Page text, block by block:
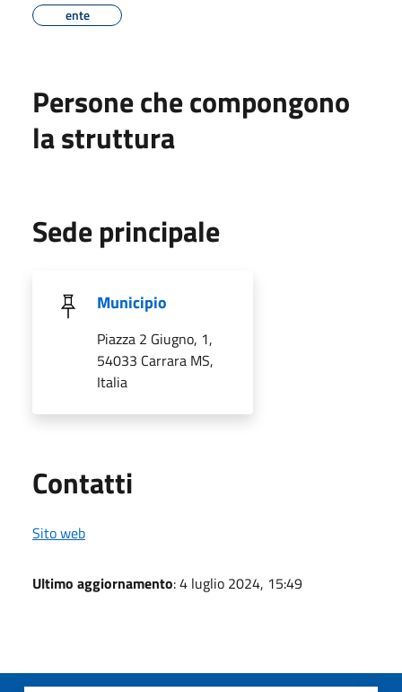
ente
Persone che compongono
la struttura
Sede principale
Municipio
Piazza 2 Giugno, 1,
54033 Carrara MS,
Italia
Contatti
Sito web
Ultimo aggiornamento: 4 luglio 2024, 15:49